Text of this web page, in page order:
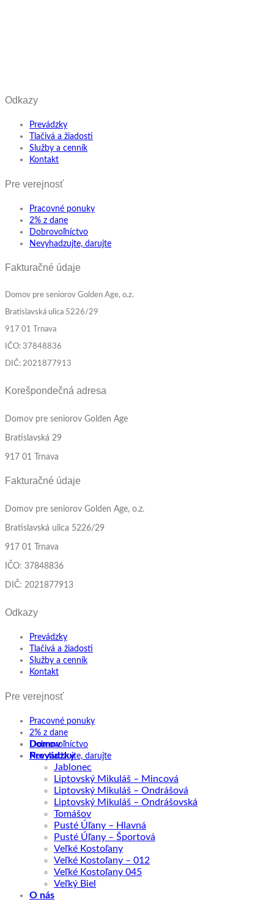
Odkazy
Prevádzky
Tlačivá a žiadosti
Služby a cenník
Kontakt
Pre verejnosť
Pracovné ponuky
2% z dane
Dobrovoľníctvo
Nevyhadzujte, darujte
Fakturačné údaje
Domov pre seniorov Golden Age, o.z.
Bratislavská ulica 5226/29
917 01 Trnava
IČO: 37848836
DIČ: 2021877913
Korešpondečná adresa
Domov pre seniorov Golden Age
Bratislavská 29
917 01 Trnava
Fakturačné údaje
Domov pre seniorov Golden Age, o.z.
Bratislavská ulica 5226/29
917 01 Trnava
IČO: 37848836
DIČ: 2021877913
Odkazy
Prevádzky
Tlačivá a žiadosti
Služby a cenník
Kontakt
Pre verejnosť
Pracovné ponuky
2% z dane
Dobrovoľníctvo
Nevyhadzujte, darujte
Domov
Prevádzky
Jablonec
Liptovský Mikuláš – Mincová
Liptovský Mikuláš – Ondrášová
Liptovský Mikuláš – Ondrášovská
Tomášov
Pusté Úľany – Hlavná
Pusté Úľany – Športová
Veľké Kostoľany
Veľké Kostoľany – 012
Veľké Kostoľany 045
Veľký Biel
O nás